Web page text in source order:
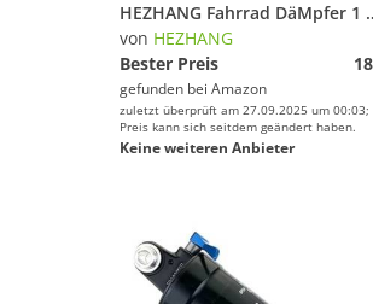
HEZHANG Fahrrad DäMpfer 1 STÜCKE
von HEZHANG
Bester Preis
gefunden bei Amazon
zuletzt überprüft am 27.09.2025 um 00:03;
Preis kann sich seitdem geändert haben.
Keine weiteren Anbieter